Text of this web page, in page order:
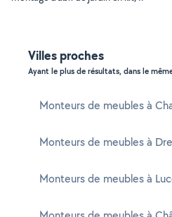
Villes proches
Ayant le plus de résultats, dans le
Monteurs de meubles à
Monteurs de meubles à
Monteurs de meubles à